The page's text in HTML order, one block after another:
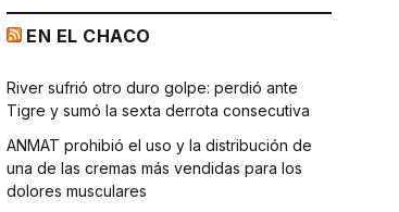
EN EL CHACO
River sufrió otro duro golpe: perdió ante
Tigre y sumó la sexta derrota consecutiva
ANMAT prohibió el uso y la distribución de
una de las cremas más vendidas para los
dolores musculares